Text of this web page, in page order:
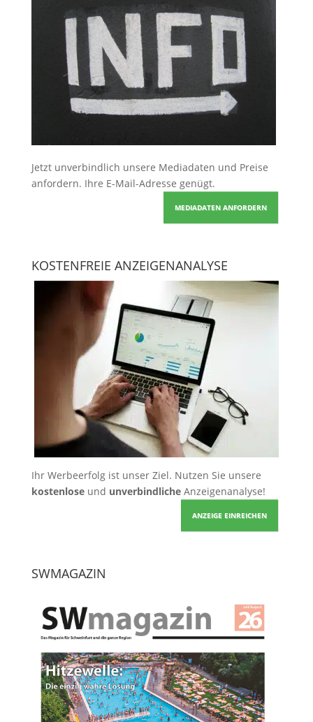
Jetzt unverbindlich unsere Mediadaten und Preise
anfordern. Ihre E-Mail-Adresse genügt.
MEDIADATEN ANFORDERN
KOSTENFREIE ANZEIGENANALYSE
Ihr Werbeerfolg ist unser Ziel. Nutzen Sie unsere
kostenloseund unverbindlicheAnzeigenanalyse!
ANZEIGE EINREICHEN
SWMAGAZIN